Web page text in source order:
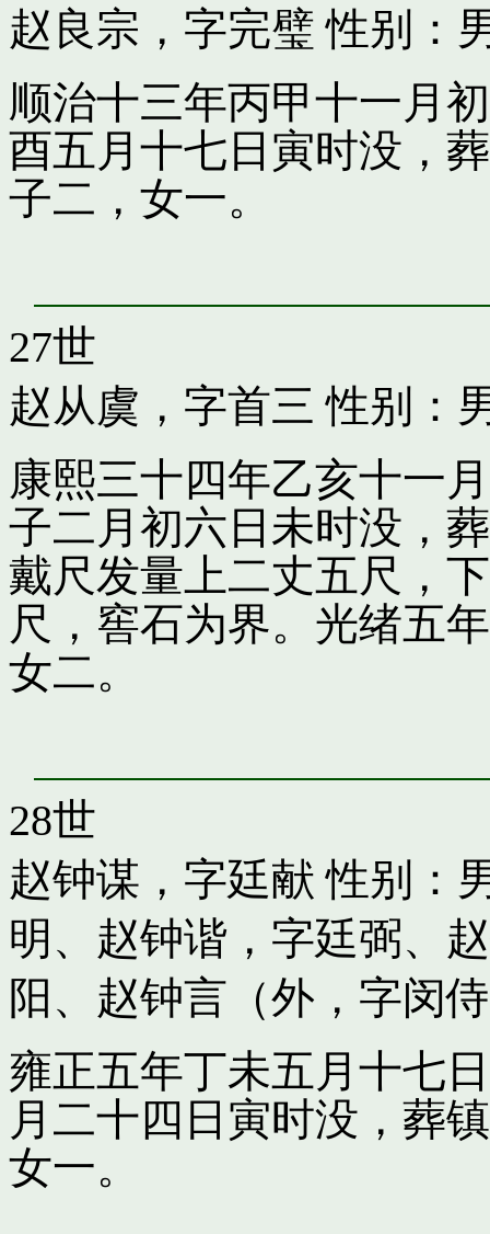
赵良宗，字完璧 性别：
顺治十三年丙甲十一月
酉五月十七日寅时没，
子二，女一。
27世
赵从虞，字首三 性别：
康熙三十四年乙亥十一
子二月初六日未时没，
戴尺发量上二丈五尺，
尺，窖石为界。光绪五
女二。
28世
赵钟谋，字廷献 性别：
明 、 赵钟谐，字廷弼、
阳 、 赵钟言（外，字闵侍
雍正五年丁未五月十七
月二十四日寅时没，葬
女一。